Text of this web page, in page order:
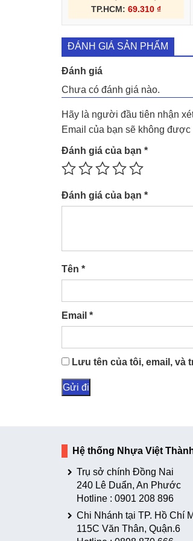
TP.HCM: 69.310 ₫
ĐÁNH GIÁ SẢN PHẨM
Đánh giá
Chưa có đánh giá nào.
Hãy là người đầu tiên nhận
Email của bạn sẽ không
Đánh giá của bạn *
Đánh giá của bạn *
Tên *
Email *
Lưu tên của tôi, email, và
Hệ thống Nhựa Việt
Trụ sở chính Đồng Nai
240 Lê Duẩn, An Phước
Hotline : 0901 208 896
Chi Nhánh tại TP. Hồ Chí
115C Văn Thân, Quận.6